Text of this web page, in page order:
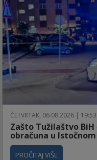
ČETVRTAK, 06.08.2026 | 19:53
Zašto Tužilaštvo
obračuna u
PROČITAJ VIŠE